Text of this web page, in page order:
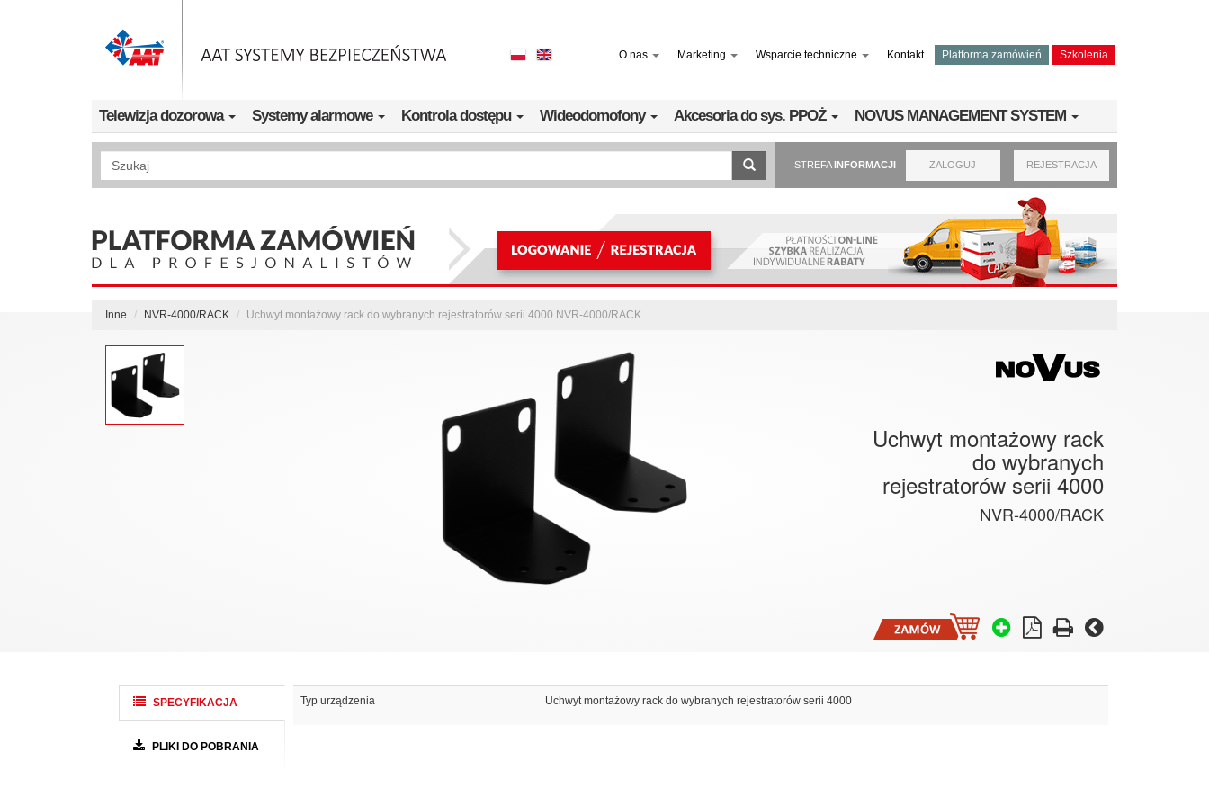
O nas Marketing Wsparcie techniczne Kontakt Platforma zamówień Szkolenia
Telewizja dozorowa Systemy alarmowe Kontrola dostępu Wideodomofony Akcesoria do sys. PPOŻ NOVUS MANAGEMENT SYSTEM
Wyszukiwanie pełnotekstowe STREFAINFORMACJI ZALOGUJ REJESTRACJA
Inne NVR-4000/RACK Uchwyt montażowy rack do wybranych rejestratorów serii 4000 NVR-4000/RACK
Uchwyt montażowy rack
do wybranych
rejestratorów serii 4000
NVR-4000/RACK
SPECYFIKACJA
PLIKI DO POBRANIA
Typ urządzenia Uchwyt montażowy rack do wybranych rejestratorów serii 4000